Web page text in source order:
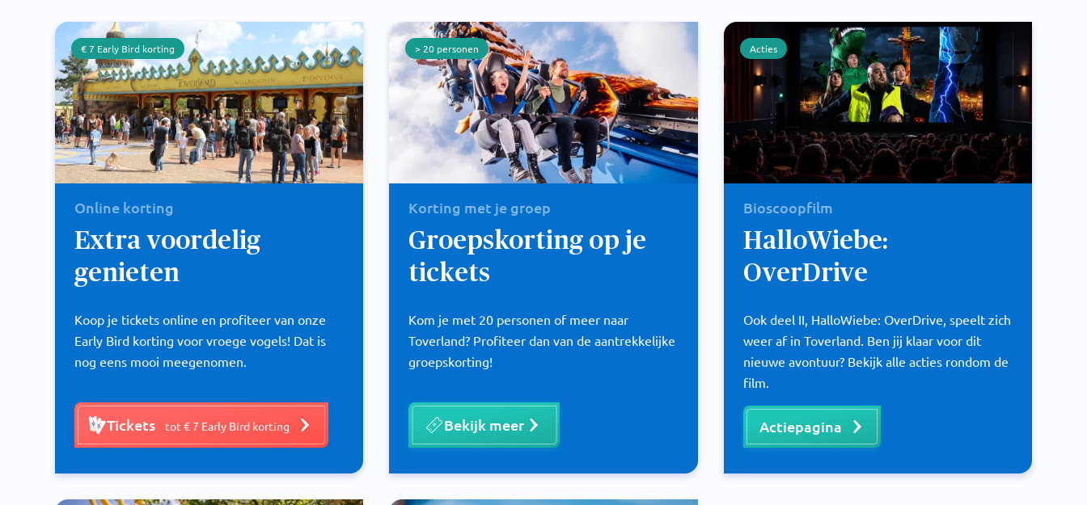
€ 7 Early Bird korting
Online korting
Extra voordelig
genieten
Koop je tickets online en profiteer van onze
Early Bird korting voor vroege vogels! Dat is
nog eens mooi meegenomen.
Tickets tot € 7 Early Bird korting
> 20 personen
Korting met je groep
Groepskorting op je
tickets
Kom je met 20 personen of meer naar
Toverland? Profiteer dan van de aantrekkelijke
groepskorting!
Bekijk meer
Acties
Bioscoopfilm
HalloWiebe:
OverDrive
Ook deel II, HalloWiebe: OverDrive, speelt zich
weer af in Toverland. Ben jij klaar voor dit
nieuwe avontuur? Bekijk alle acties rondom de
film.
Actiepagina